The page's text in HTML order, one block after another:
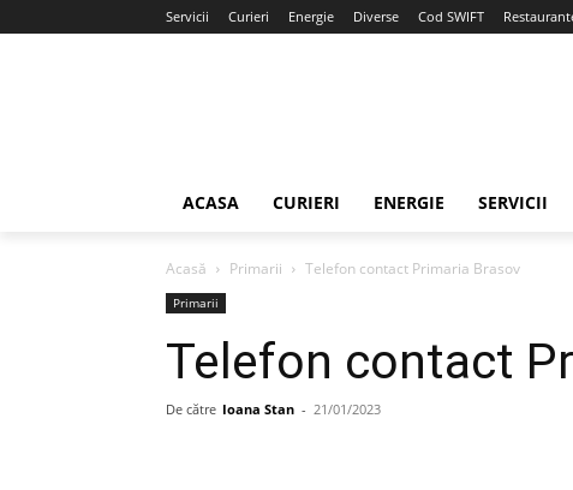
Servicii Curieri Energie Diverse Cod SWIFT
ACASA CURIERI ENERGIE SERVICII
Acasă Primarii Telefon contact Primaria Brasov
Primarii
Telefon contact
De către Ioana Stan - 21/01/2023